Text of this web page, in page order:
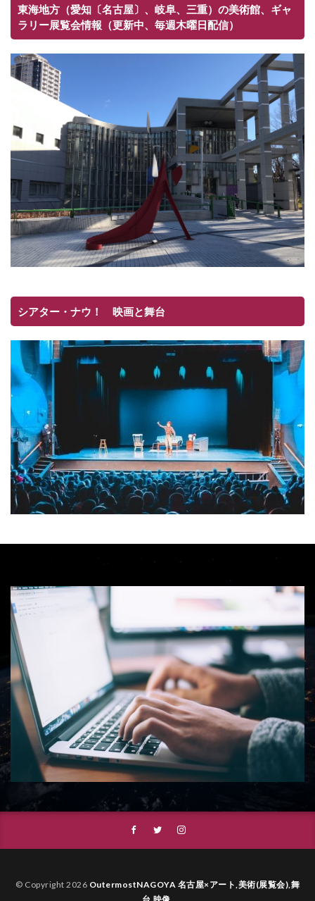
東海地方（愛知〔名古屋〕、岐阜、三重）の美術館、ギャ
ラリー展覧会情報（更新中、毎週木曜日配信）
シアター・ナウ！ 映画と舞台
© Copyright 2026 OutermostNAGOYA 名古屋×アート,美術(展覧会),舞